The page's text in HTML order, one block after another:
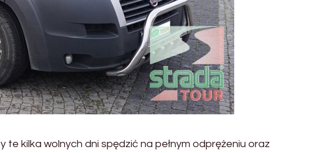
kilka wolnych dni spędzić na pełnym odprężeniu oraz